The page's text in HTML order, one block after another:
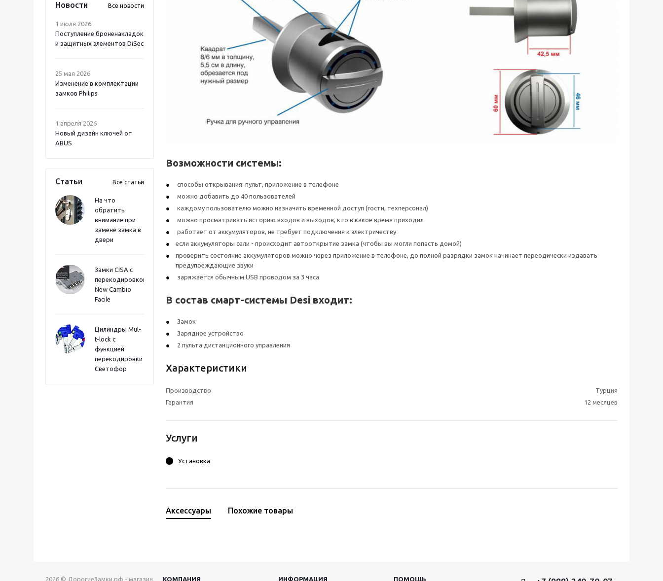
Новости Все новости
1 июля 2026
Поступление броненакладок
и защитных элементов DiSec
25 мая 2026
Изменение в комплектации
замков Philips
1 апреля 2026
Новый дизайн ключей от
ABUS
Статьи Все статьи
На что
обратить
внимание при
замене замка в
двери
Замки CISA с
перекодировкой
New Cambio
Facile
Цилиндры Mul-
t-lock с
функцией
перекодировки
Светофор
Возможности системы:
способы открывания: пульт, приложение в телефоне
можно добавить до 40 пользователей
каждому пользователю можно назначить временной доступ (гости, техперсонал)
можно просматривать историю входов и выходов, кто в какое время приходил
работает от аккумуляторов, не требует подключения к электричеству
если аккумуляторы сели - происходит автооткрытие замка (чтобы вы могли попасть домой)
проверить состояние аккумуляторов можно через приложение в телефоне, до полной разрядки замок начинает переодически издавать
предупреждающие звуки
заряжается обычным USB проводом за 3 часа
В состав смарт-системы Desi входит:
Замок
Зарядное устройство
2 пульта дистанционного управления
Характеристики
Производство
Турция
Гарантия
12 месяцев
Услуги
Установка
Аксессуары Похожие товары
2026 © ДорогиеЗамки.рф - магазин КОМПАНИЯ ИНФОРМАЦИЯ ПОМОЩЬ